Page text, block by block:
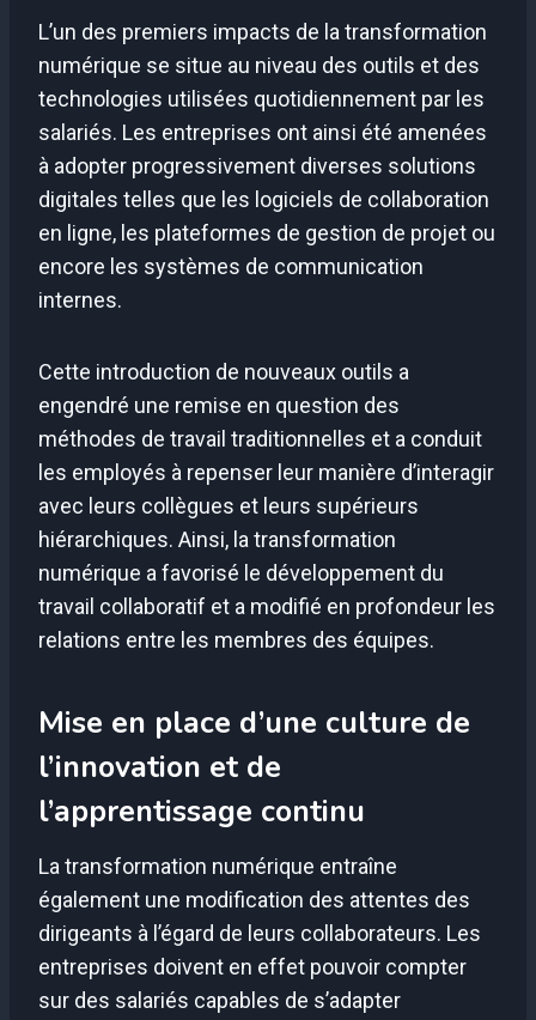
L’un des premiers impacts de la transformation
numérique se situe au niveau des outils et des
technologies utilisées quotidiennement par les
salariés. Les entreprises ont ainsi été amenées
à adopter progressivement diverses solutions
digitales telles que les logiciels de collaboration
en ligne, les plateformes de gestion de projet ou
encore les systèmes de communication
internes.
Cette introduction de nouveaux outils a
engendré une remise en question des
méthodes de travail traditionnelles et a conduit
les employés à repenser leur manière d’interagir
avec leurs collègues et leurs supérieurs
hiérarchiques. Ainsi, la transformation
numérique a favorisé le développement du
travail collaboratif et a modifié en profondeur les
relations entre les membres des équipes.
Mise en place d’une culture de
l’innovation et de
l’apprentissage continu
La transformation numérique entraîne
également une modification des attentes des
dirigeants à l’égard de leurs collaborateurs. Les
entreprises doivent en effet pouvoir compter
sur des salariés capables de s’adapter